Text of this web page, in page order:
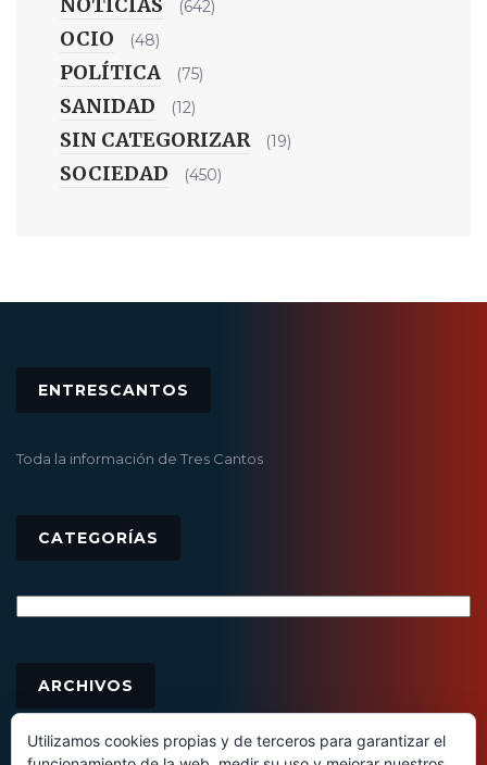
(642)
OCIO (48)
POLÍTICA (75)
SANIDAD (12)
SIN CATEGORIZAR (19)
SOCIEDAD (450)
ENTRESCANTOS
Toda la información de Tres Cantos
CATEGORÍAS
ARCHIVOS
Utilizamos cookies propias y de terceros para garantizar el